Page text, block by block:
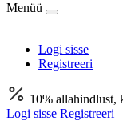
Menüü
Logi sisse
Registreeri
10% allahindlust,
Logi sisse Registreeri